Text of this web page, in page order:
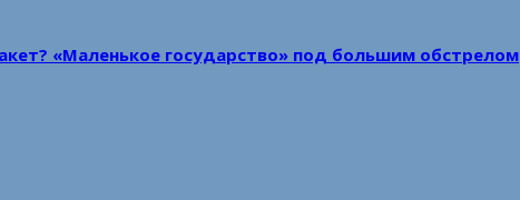
«Маленькое государство» под большим обстрелом